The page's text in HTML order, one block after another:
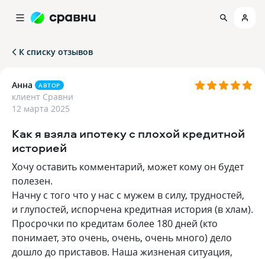
К списку отзывов
Анна АВТОР
клиент Сравни
12 марта 2025
Как я взяла ипотеку с плохой кредитной
историей
Хочу оставить комментарий, может кому он будет
полезен.
Начну с того что у нас с мужем в силу, трудностей,
и глупостей, испорчена кредитная история (в хлам).
Просрочки по кредитам более 180 дней (кто
понимает, это очень, очень, очень много) дело
дошло до приставов. Наша жизненая ситуация,